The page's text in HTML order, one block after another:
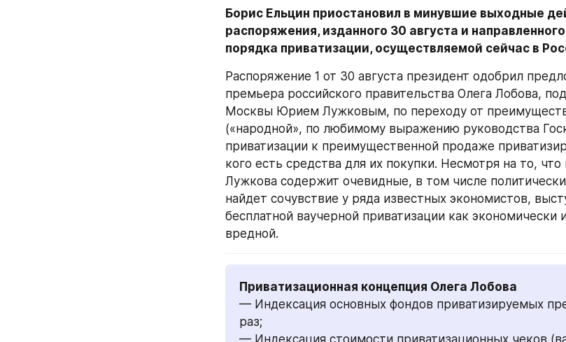
Борис Ельцин приостановил в минувшие выходные
распоряжения, изданного 30 августа и
порядка приватизации, осуществляемой сейчас в
Распоряжение 1 от 30 августа президент одобрил
премьера российского правительства Олега Лобова,
Москвы Юрием Лужковым, по переходу от
(«народной», по любимому выражению руководства
приватизации к преимущественной продаже
кого есть средства для их покупки. Несмотря на то,
Лужкова содержит очевидные, в том числе
найдет сочувствие у ряда известных экономистов,
бесплатной ваучерной приватизации как экономически
вредной.
— Индексация основных фондов приватизируемых
раз;
— Индексация стоимости приватизационных чеков